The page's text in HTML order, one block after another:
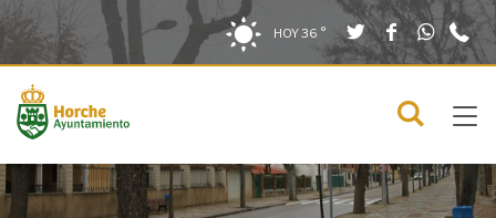
Saltar al contenido
Saltar a la navegación
Información de contacto HOY36 ° TwitterFacebook
menú